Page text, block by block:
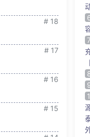
# 18
# 17
# 16
# 15
7